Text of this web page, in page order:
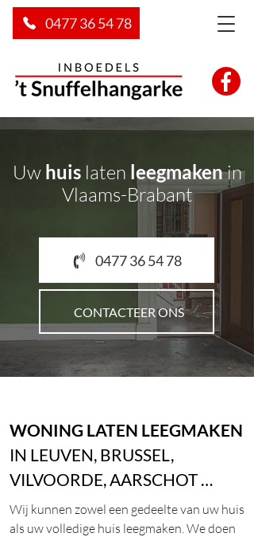
0477 36 54 78
Uw huislaten leegmakenin
Vlaams-Brabant
0477 36 54 78
CONTACTEER ONS
WONING LATEN LEEGMAKEN
IN LEUVEN, BRUSSEL,
VILVOORDE, AARSCHOT …
Wij kunnen zowel een gedeelte van uw huis
als uw volledige huis leegmaken. We doen